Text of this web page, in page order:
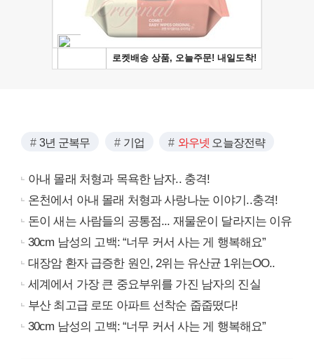
3년 군복무 기업 와우넷 오늘장전략
아내 몰래 처형과 목욕한 남자.. 충격!
온천에서 아내 몰래 처형과 사랑나눈 이야기..충격!
돈이 새는 사람들의 공통점... 재물운이 달라지는 이유
30cm 남성의 고백: “너무 커서 사는 게 행복해요”
대장암 환자 급증한 원인, 2위는 유산균 1위는OO..
세계에서 가장 큰 중요부위를 가진 남자의 진실
부산 최고급 로또 아파트 선착순 줍줍떴다!
30cm 남성의 고백: “너무 커서 사는 게 행복해요”